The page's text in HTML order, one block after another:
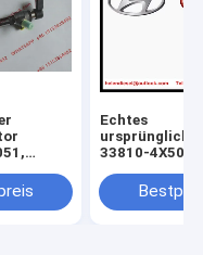
Echtes
33810-4X500,
Injektor KIA
Sedonas 2.9L